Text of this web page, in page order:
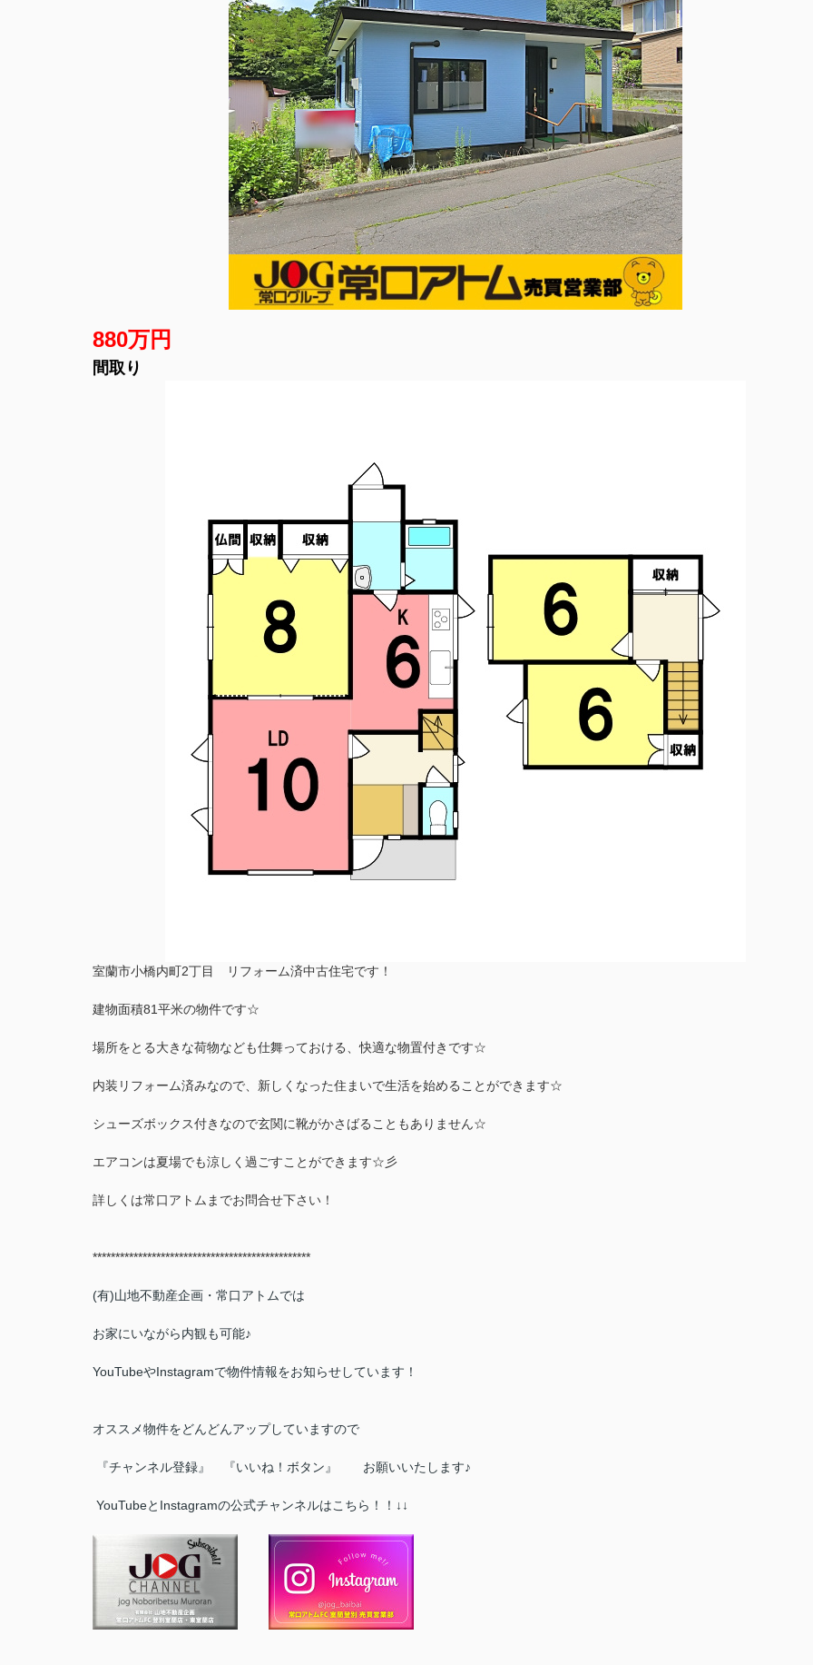
880万円
間取り
室蘭市小橋内町2丁目 リフォーム済中古住宅です！
建物面積81平米の物件です☆
場所をとる大きな荷物なども仕舞っておける、快適な物置付きです☆
内装リフォーム済みなので、新しくなった住まいで生活を始めることができます☆
シューズボックス付きなので玄関に靴がかさばることもありません☆
エアコンは夏場でも涼しく過ごすことができます☆彡
詳しくは常口アトムまでお問合せ下さい！
************************************************
(有)山地不動産企画・常口アトムでは
お家にいながら内観も可能♪
YouTubeやInstagramで物件情報をお知らせしています！
オススメ物件をどんどんアップしていますので
『チャンネル登録』 『いいね！ボタン』 お願いいたします♪
YouTubeとInstagramの公式チャンネルはこちら！！↓↓